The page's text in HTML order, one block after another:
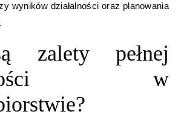
wyników działalności oraz planowania
zalety pełnej
w